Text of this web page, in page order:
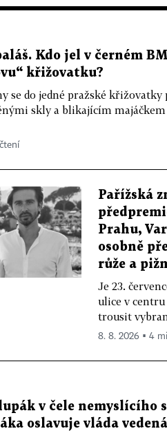
Kdo jel v černém
křižovatku?
se do jedné pražské
skly a blikajícím majáčkem
Pařížská
Prahu,
osobně
růže a
Je 23.
ulice v centru
trousit
8. 8. 2026 ▪ 4
v čele nemyslícího
oslavuje vláda